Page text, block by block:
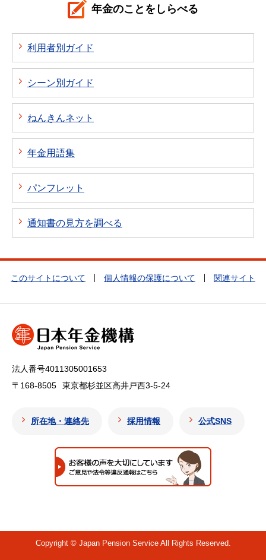
年金のことをしらべる
利用者別ガイド
シーン別ガイド
ねんきんネット
年金用語集
パンフレット
通知書の見方を調べる
このサイトについて 個人情報の保護について 関連サイト
法人番号4011305001653
〒168-8505
東京都杉並区高井戸西3-5-24
所在地・連絡先 採用情報 公式SNS
Copyright © Japan Pension Service All Rights Reserved.